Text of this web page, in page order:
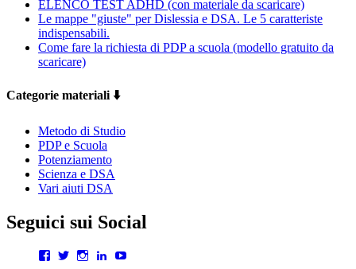
ELENCO TEST ADHD (con materiale da scaricare)
Le mappe "giuste" per Dislessia e DSA. Le 5 caratteriste
indispensabili.
Come fare la richiesta di PDP a scuola (modello gratuito da
scaricare)
Categorie materiali ⬇️
Metodo di Studio
PDP e Scuola
Potenziamento
Scienza e DSA
Vari aiuti DSA
Seguici sui Social
Visualizza
Visualizza
VisualizzaVisualizza